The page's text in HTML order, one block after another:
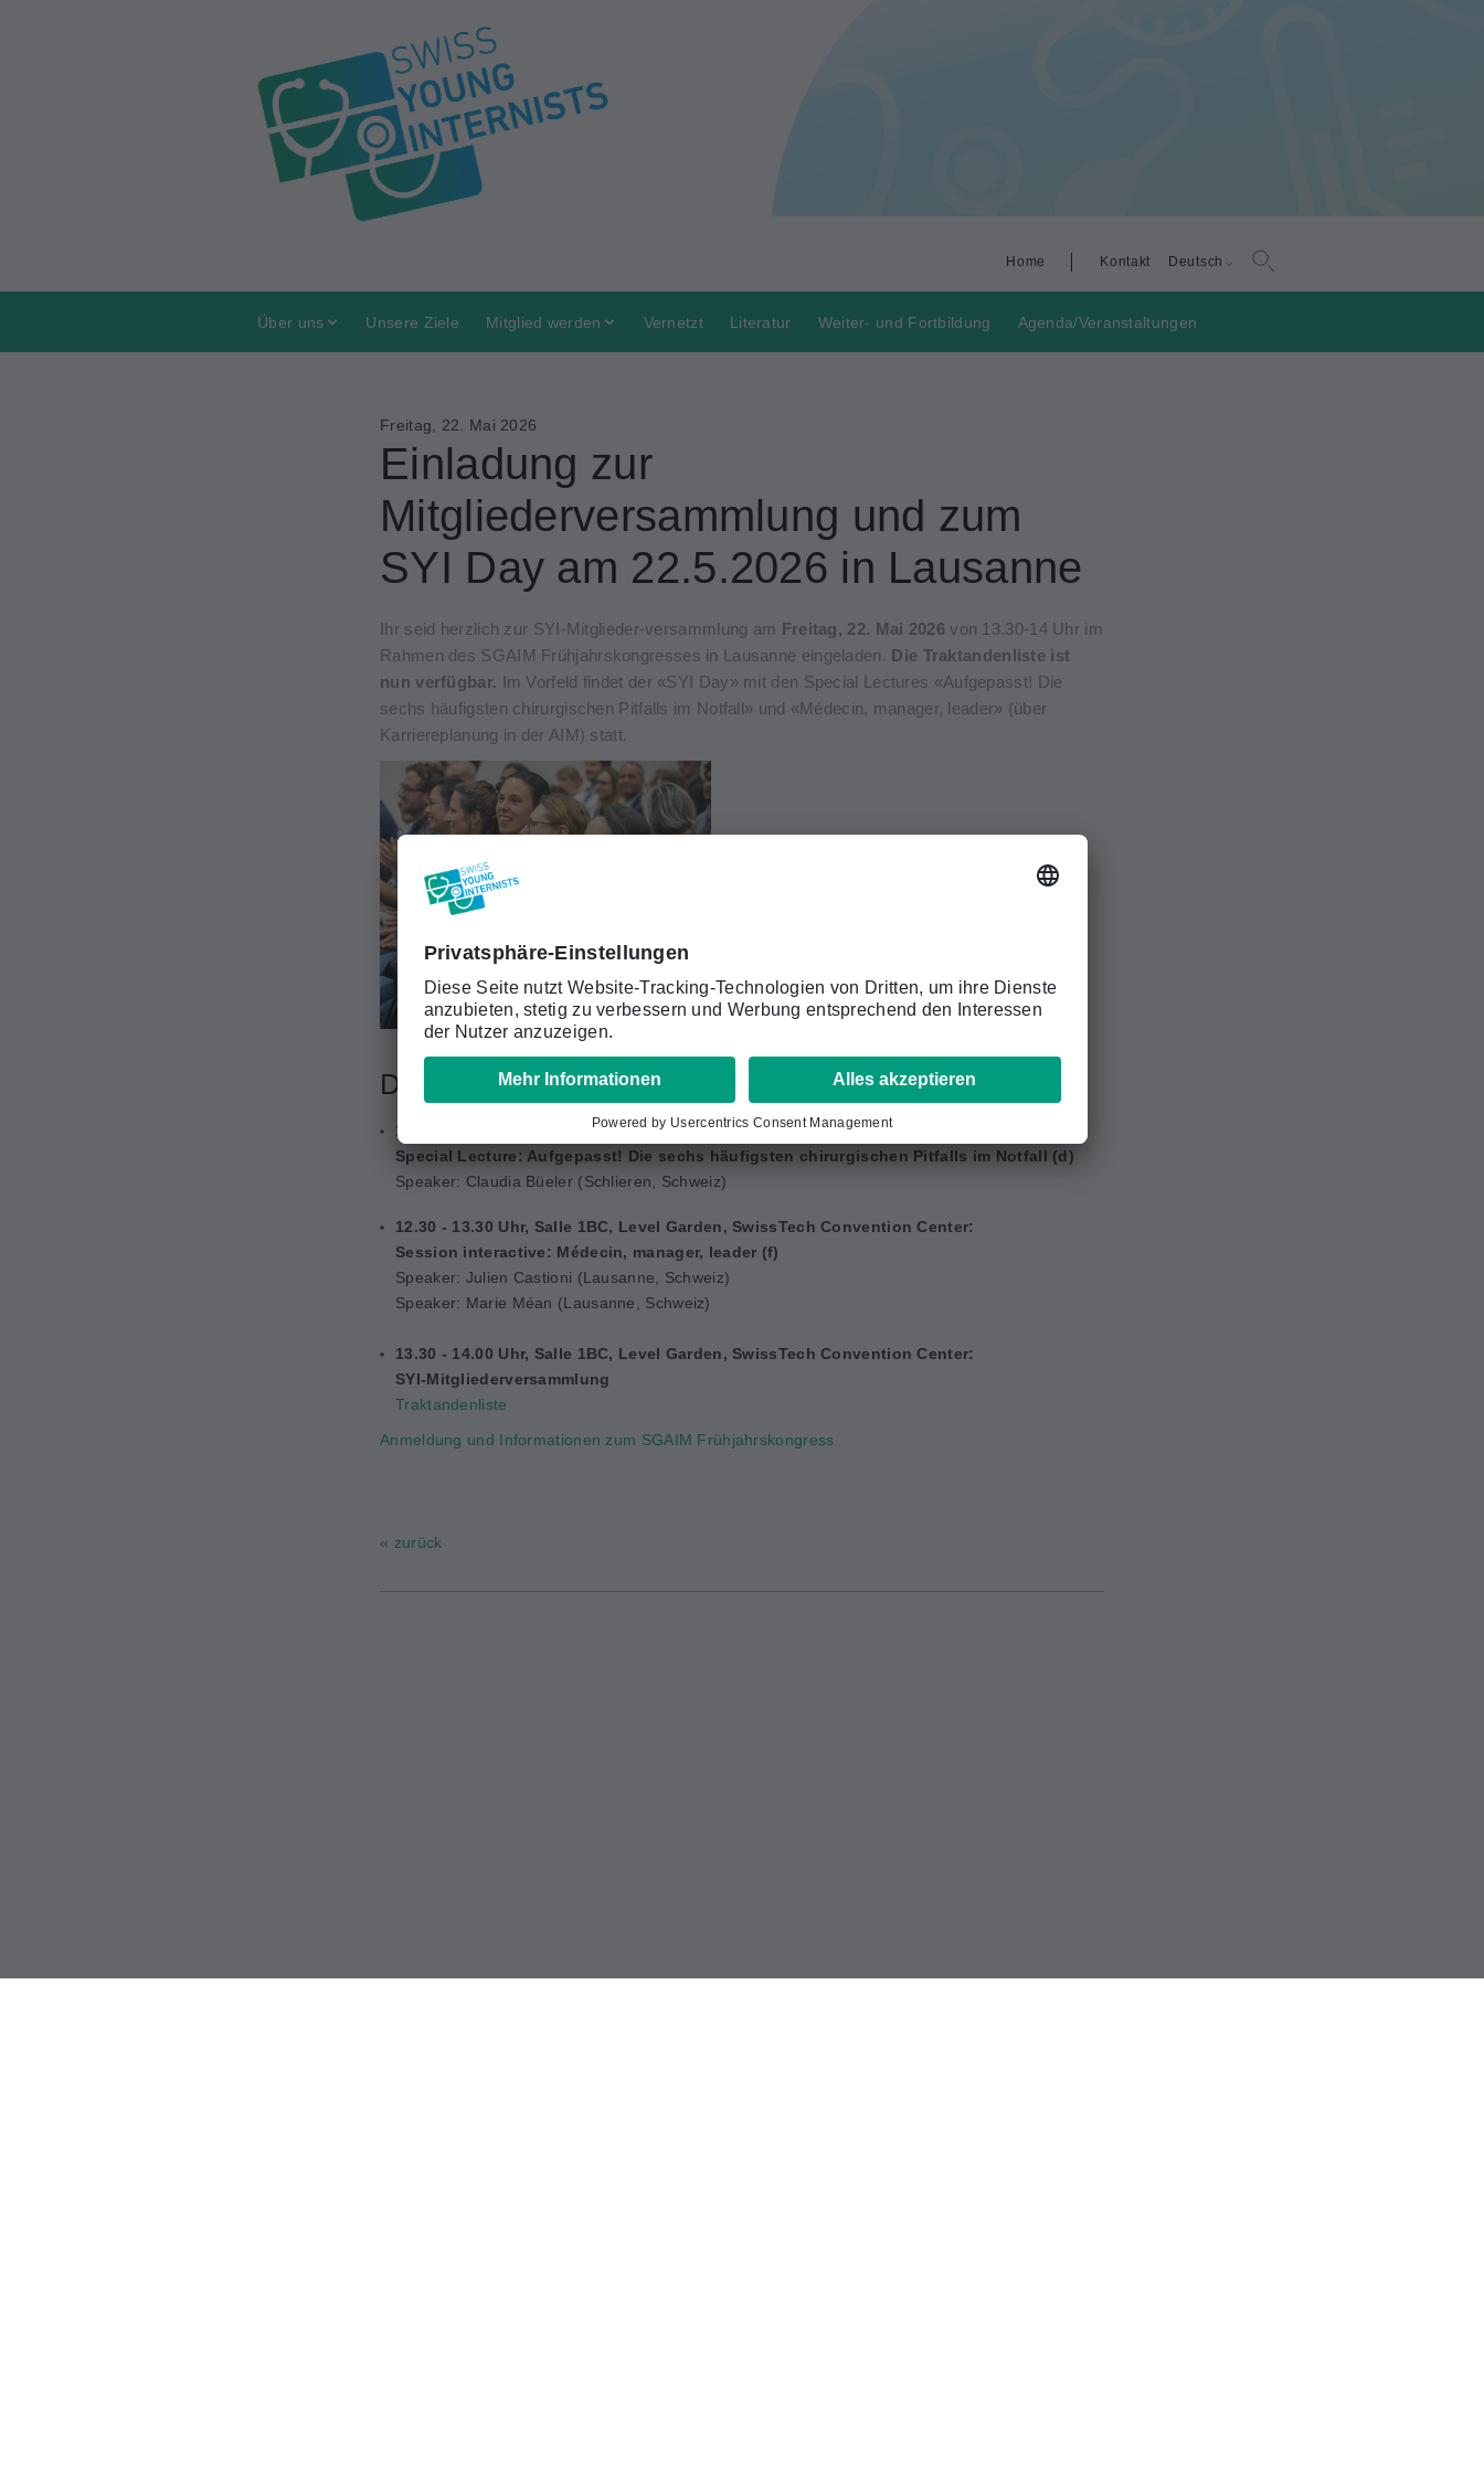
Deutsch
Home Kontakt
Über uns Unsere Ziele Mitglied werden Vernetzt Literatur Weiter- und Fortbildung Agenda/Veranstaltungen
Freitag, 22. Mai 2026
Einladung zur
Mitgliederversammlung und zum
SYI Day am 22.5.2026 in Lausanne
Ihr seid herzlich zur SYI-Mitglieder-versammlung am Freitag, 22. Mai 2026von 13.30-14 Uhr im
Rahmen des SGAIM Frühjahrskongresses in Lausanne eingeladen. Die Traktandenliste ist
nun verfügbar. Im Vorfeld findet der «SYI Day» mit den Special Lectures «Aufgepasst! Die
sechs häufigsten chirurgischen Pitfalls im Notfall» und «Médecin, manager, leader» (über
Karriereplanung in der AIM) statt.
Das Programm am Freitag, 22. Mai 2026 im Detail:
10.45 - 11.45 Uhr, Salle 1BC, Level Garden, SwissTech Convention Center:
Special Lecture: Aufgepasst! Die sechs häufigsten chirurgischen Pitfalls im Notfall (d)
Speaker: Claudia Büeler (Schlieren, Schweiz)
12.30 - 13.30 Uhr, Salle 1BC, Level Garden, SwissTech Convention Center:
Session interactive: Médecin, manager, leader (f)
Speaker: Julien Castioni (Lausanne, Schweiz)
Speaker: Marie Méan (Lausanne, Schweiz)
13.30 - 14.00 Uhr, Salle 1BC, Level Garden, SwissTech Convention Center:
SYI-Mitgliederversammlung
Traktandenliste
Anmeldung und Informationen zum SGAIM Frühjahrskongress
« zurück